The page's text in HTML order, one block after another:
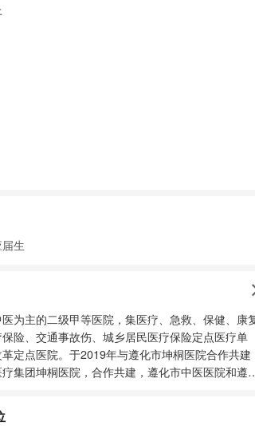
生
为主的二级甲等医院，集医疗、急救、保健、康
险、交通事故伤、城乡居民医疗保险定点医疗单
定点医院。于2019年与遵化市坤桐医院合作共建
集团坤桐医院，合作共建，遵化市中医医院和遵
提供更加有品质、有特色的医康养服务，成为集医
医疗康养综合体发展的一个标杆。